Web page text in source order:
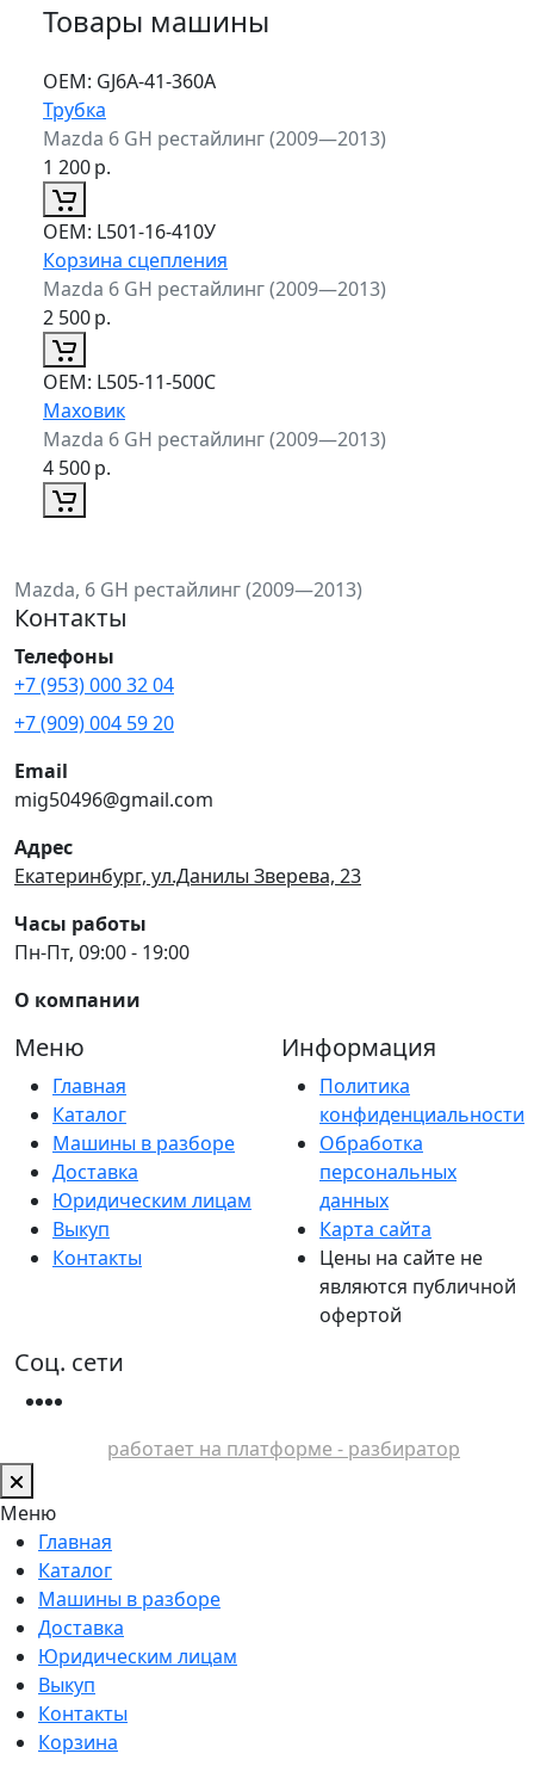
Товары машины
ОЕМ: GJ6A-41-360A
Трубка
Mazda 6 GH рестайлинг (2009—2013)
1 200р.
ОЕМ: L501-16-410У
Корзина сцепления
Mazda 6 GH рестайлинг (2009—2013)
2 500р.
ОЕМ: L505-11-500C
Маховик
Mazda 6 GH рестайлинг (2009—2013)
4 500р.
Mazda, 6 GH рестайлинг (2009—2013)
Контакты
Телефоны
+7 (953) 000 32 04
+7 (909) 004 59 20
Email
mig50496@gmail.com
Адрес
Екатеринбург, ул.Данилы Зверева, 23
Часы работы
Пн-Пт, 09:00 - 19:00
О компании
Меню
Главная
Каталог
Машины в разборе
Доставка
Юридическим лицам
Выкуп
Контакты
Информация
Политика
конфиденциальности
Обработка
персональных
данных
Карта сайта
Цены на сайте не
являются публичной
офертой
Соц. сети
работает на платформе - разбиратор
Меню
Главная
Каталог
Машины в разборе
Доставка
Юридическим лицам
Выкуп
Контакты
Корзина